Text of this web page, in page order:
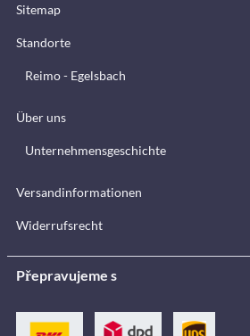
Sitemap
Standorte
Reimo - Egelsbach
Über uns
Unternehmensgeschichte
Versandinformationen
Widerrufsrecht
Přepravujeme s